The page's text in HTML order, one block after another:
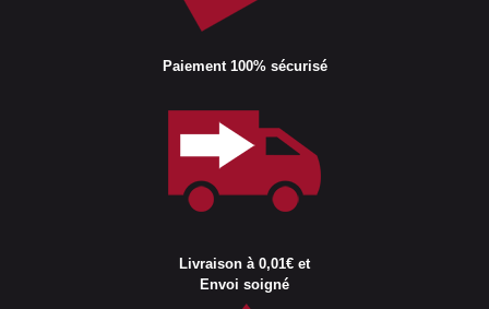
Paiement 100% sécurisé
Livraison à 0,01€ et
Envoi soigné